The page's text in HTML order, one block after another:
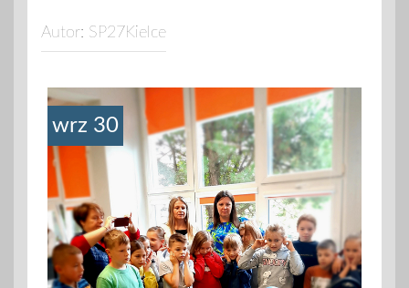
Autor: SP27Kielce
wrz 30